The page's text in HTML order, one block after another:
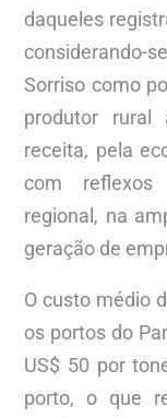
daqueles
considerando-
Sorriso como
produtor rural
receita, pela
com reflexos
regional, na
geração de
O custo médio
os portos do
US$ 50 por
porto, o que